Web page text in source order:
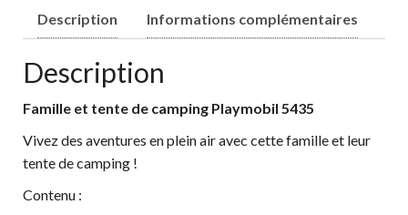
Description Informations complémentaires
Description
Famille et tente de camping Playmobil 5435
Vivez des aventures en plein air avec cette famille et leur
tente de camping !
Contenu :